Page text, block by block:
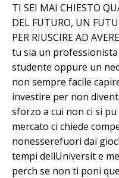
TI SEI MAI CHIESTO
DEL FUTURO, UN
PER RIUSCIRE AD
tu sia un
studente oppure un
non sempre facile
investire per non
sforzo a cui non ci si
mercato ci chiede
nonesserefuori dai
tempi dellUniversit e
perch se non ti poni